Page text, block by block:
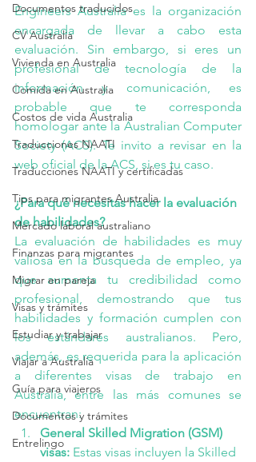
Documentos traducidos
CV Australia
Vivienda en Australia
Comida en Australia
Costos de vida Australia
Traducciones NAATI
Traducciones NAATI y certificadas
Tips para migrantes Australia
Mercado laboral australiano
Finanzas para migrantes
Migrar en pareja
Visas y trámites
Estudiar y trabajar
Viajar a Australia
Guía para viajeros
Documentos y trámites
Entrelingo
Engineers Australia es la organización
encargada de llevar a cabo esta
evaluación. Sin embargo, si eres un
profesional de tecnología de la
información y comunicación, es
probable que te corresponda
homologar ante la Australian Computer
Society (ACS). Te invito a revisar en la
web oficial de la ACS, si es tu caso.
¿Para qué necesitas hacer la evaluación
de habilidades?
La evaluación de habilidades es muy
valiosa en la búsqueda de empleo, ya
que aumenta tu credibilidad como
profesional, demostrando que tus
habilidades y formación cumplen con
los estándares australianos. Pero,
además, es requerida para la aplicación
a diferentes visas de trabajo en
Australia, entre las más comunes se
encuentran:
General Skilled Migration (GSM)
visas: Estas visas incluyen la Skilled